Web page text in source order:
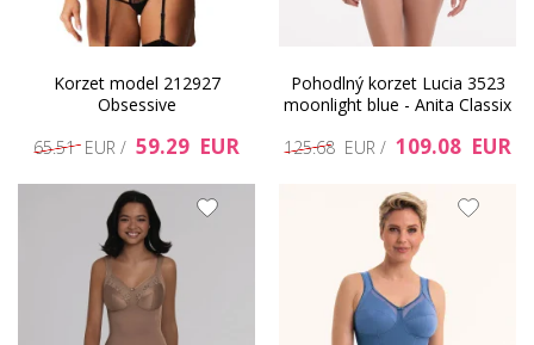
Korzet model 212927
Obsessive
65.51 EUR / 59.29 EUR
Pohodlný korzet Lucia 3523
moonlight blue - Anita Classix
125.68 EUR / 109.08 EUR